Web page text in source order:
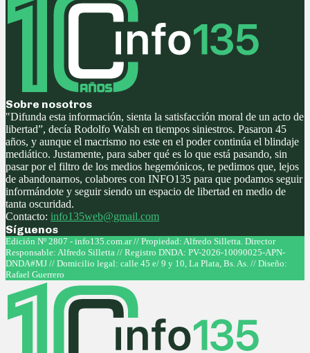
Sobre nosotros
"Difunda esta información, sienta la satisfacción moral de un acto de
libertad”, decía Rodolfo Walsh en tiempos siniestros. Pasaron 45
años, y aunque el macrismo no este en el poder continúa el blindaje
mediático. Justamente, para saber qué es lo que está pasando, sin
pasar por el filtro de los medios hegemónicos, te pedimos que, lejos
de abandonarnos, colabores con INFO135 para que podamos seguir
informándote y seguir siendo un espacio de libertad en medio de
tanta oscuridad.
Contacto: info135web@gmail.com
Síguenos
Facebook
Twitter
Instagram
Youtube
Edición Nº 2807 - info135.com.ar // Propiedad: Alfredo Silletta. Director
Responsable: Alfredo Silletta // Registro DNDA: PV-2026-10090025-APN-
DNDA#MJ // Domicilio legal: calle 45 e/ 9 y 10, La Plata, Bs. As. // Diseño:
Rafael Guerrero